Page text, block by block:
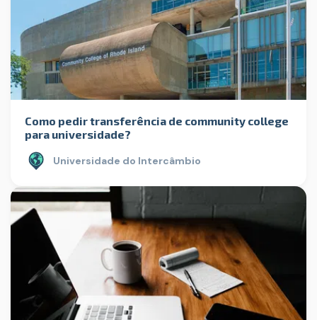
Como pedir transferência de community college
para universidade?
Universidade do Intercâmbio